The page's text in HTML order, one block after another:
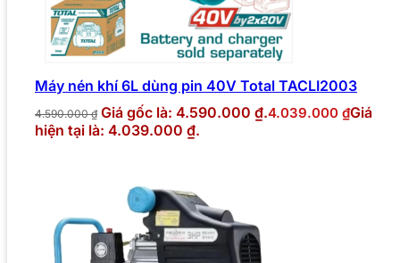
Máy nén khí 6L dùng pin 40V Total TACLI2003
4.590.000₫ Giá gốc là: 4.590.000 ₫.4.039.000 ₫Giá
hiện tại là: 4.039.000 ₫.